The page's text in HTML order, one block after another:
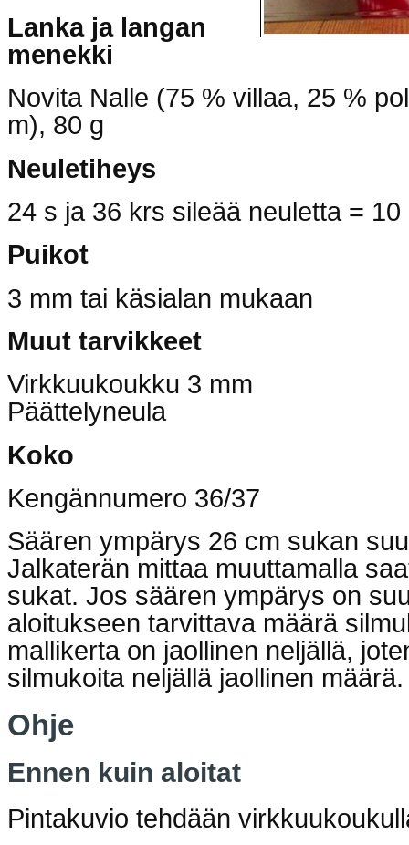
Lanka ja langan
menekki
Novita Nalle (75 % villaa, 25 %
m), 80 g
Neuletiheys
24 s ja 36 krs sileää neuletta = 10
Puikot
3 mm tai käsialan mukaan
Muut tarvikkeet
Virkkuukoukku 3 mm
Päättelyneula
Koko
Kengännumero 36/37
Säären ympärys 26 cm sukan
Jalkaterän mittaa muuttamalla
sukat. Jos säären ympärys on
aloitukseen tarvittava määrä
mallikerta on jaollinen neljällä,
silmukoita neljällä jaollinen määrä.
Ohje
Ennen kuin aloitat
Pintakuvio tehdään